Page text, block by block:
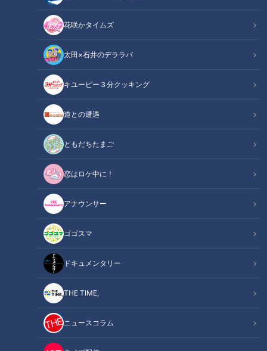
花咲かタイムズ
太田×石井のデララバ
キユーピー３分クッキング
道との遭遇
ともだちたまご
恋はロケ中に！
アナウンサー
ゴゴスマ
ドキュメンタリー
THE TIME,
ニュースコラム
RadiChubu（ラジチューブ）
カテゴリーを絞り込む
他人には言えない...女性器
の色が変わる悩み
RadiChubu（ラジチュー
ブ）
八木志芳の私たちは求めてる
ラジチューブ